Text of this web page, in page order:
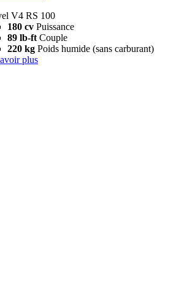
V4 RS 100
180 cv Puissance
89 lb-ft Couple
220 kg Poids humide (sans carburant)
plus